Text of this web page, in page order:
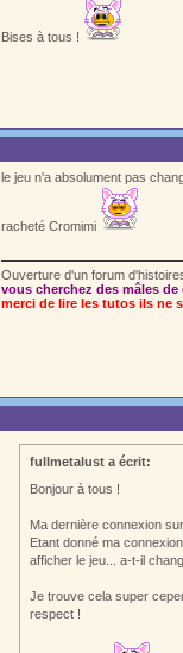
Bises à tous !
le jeu n'a absolument pas
racheté Cromimi
Ouverture d'un forum
vous cherchez des mâles
merci de lire les tutos ils ne
fullmetalust a écrit:
Bonjour à tous !
Ma dernière connexion
Etant donné ma
afficher le jeu... a-t-il
Je trouve cela super
respect !